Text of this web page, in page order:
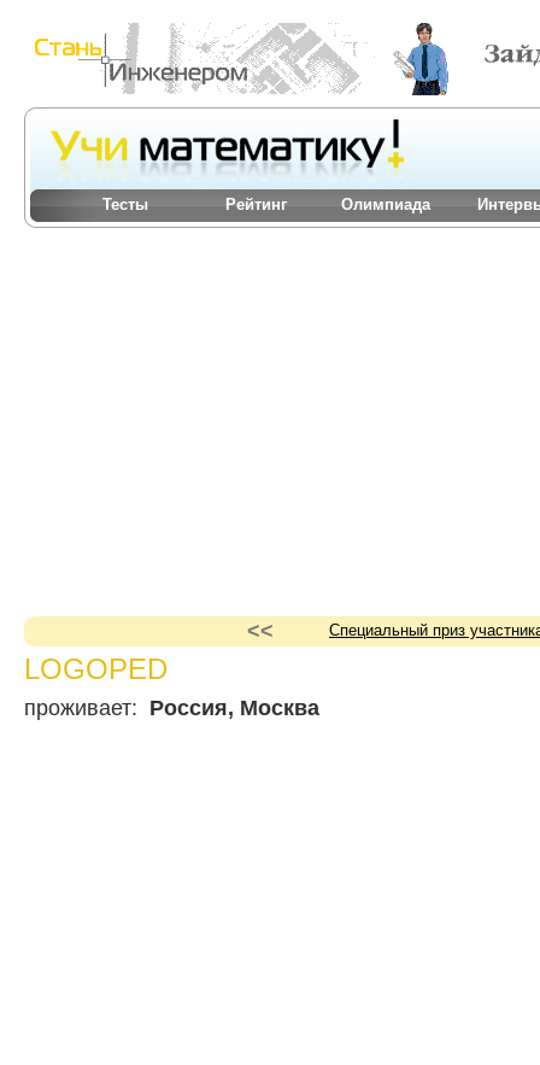
Тесты Рейтинг Олимпиада
<< Специальный приз
LOGOPED
проживает: Россия, Москва